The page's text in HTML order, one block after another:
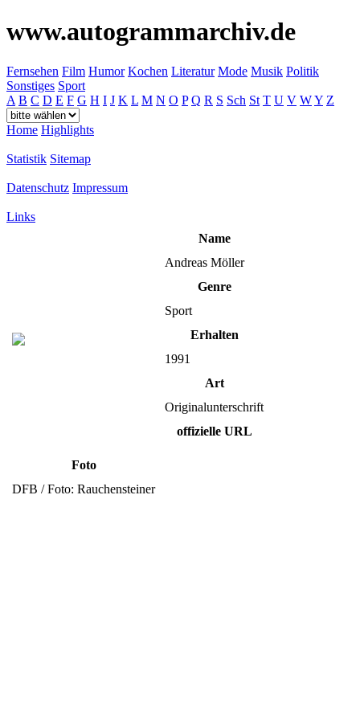
www.autogrammarchiv.de
Fernsehen Film Humor Kochen Literatur Mode Musik Politik
Sonstiges Sport
A B C D E F G H I J K L M N O P Q R S Sch St T U V WY Z
Home Highlights
Statistik Sitemap
Datenschutz Impressum
Links
Name
Andreas Möller
Genre
Sport
Erhalten
1991
Art
Originalunterschrift
offizielle URL
Foto
DFB / Foto: Rauchensteiner